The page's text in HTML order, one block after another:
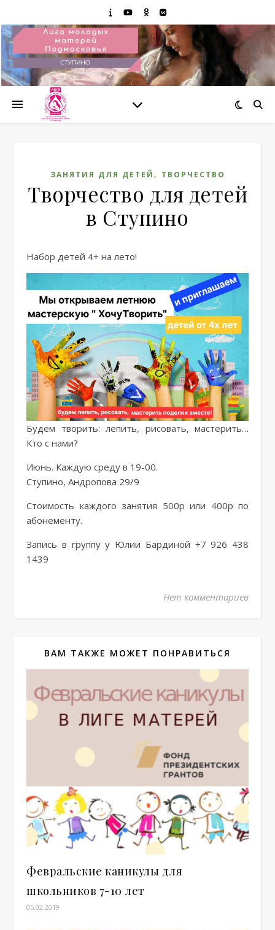
ЗАНЯТИЯ ДЛЯ ДЕТЕЙ , ТВОРЧЕСТВО
Творчество для детей
в Ступино
Набор детей 4+ на лето!
Будем творить: лепить, рисовать, мастерить…
Кто с нами?
Июнь. Каждую среду в 19-00.
Ступино, Андропова 29/9
Стоимость каждого занятия 500р или 400р по
абонементу.
Запись в группу у Юлии Бардиной +7 926 438
1439
Нет комментариев
ВАМ ТАКЖЕ МОЖЕТ ПОНРАВИТЬСЯ
Февральские каникулы для
школьников 7-10 лет
05.02.2019